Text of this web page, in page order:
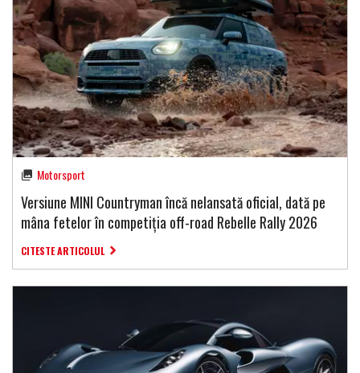
Motorsport
Versiune MINI Countryman încă nelansată oficial, dată pe
mâna fetelor în competiția off-road Rebelle Rally 2026
CITESTE ARTICOLUL